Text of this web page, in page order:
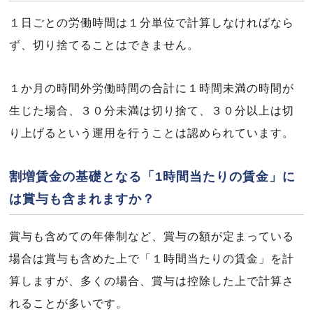
１日ごとの労働時間は１分単位で計算しなければなら
ず、切り捨てることはできません。
１か月の時間外労働時間の合計に１時間未満の時間が
生じた場合、３０分未満は切り捨て、３０分以上は切
り上げるという運用を行うことは認められています。
割増賃金の基礎となる「1時間当たりの賃金」に
は賞与も含まれますか？
賞与も含めての年俸制など、賞与の額が定まっている
場合は賞与も含めた上で「１時間当たりの賃金」を計
算しますが、多くの場合、賞与は控除した上で計算さ
れることが多いです。